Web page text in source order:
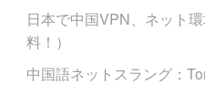
日本で中国VPN、ネット
料！）
中国語ネットスラング：